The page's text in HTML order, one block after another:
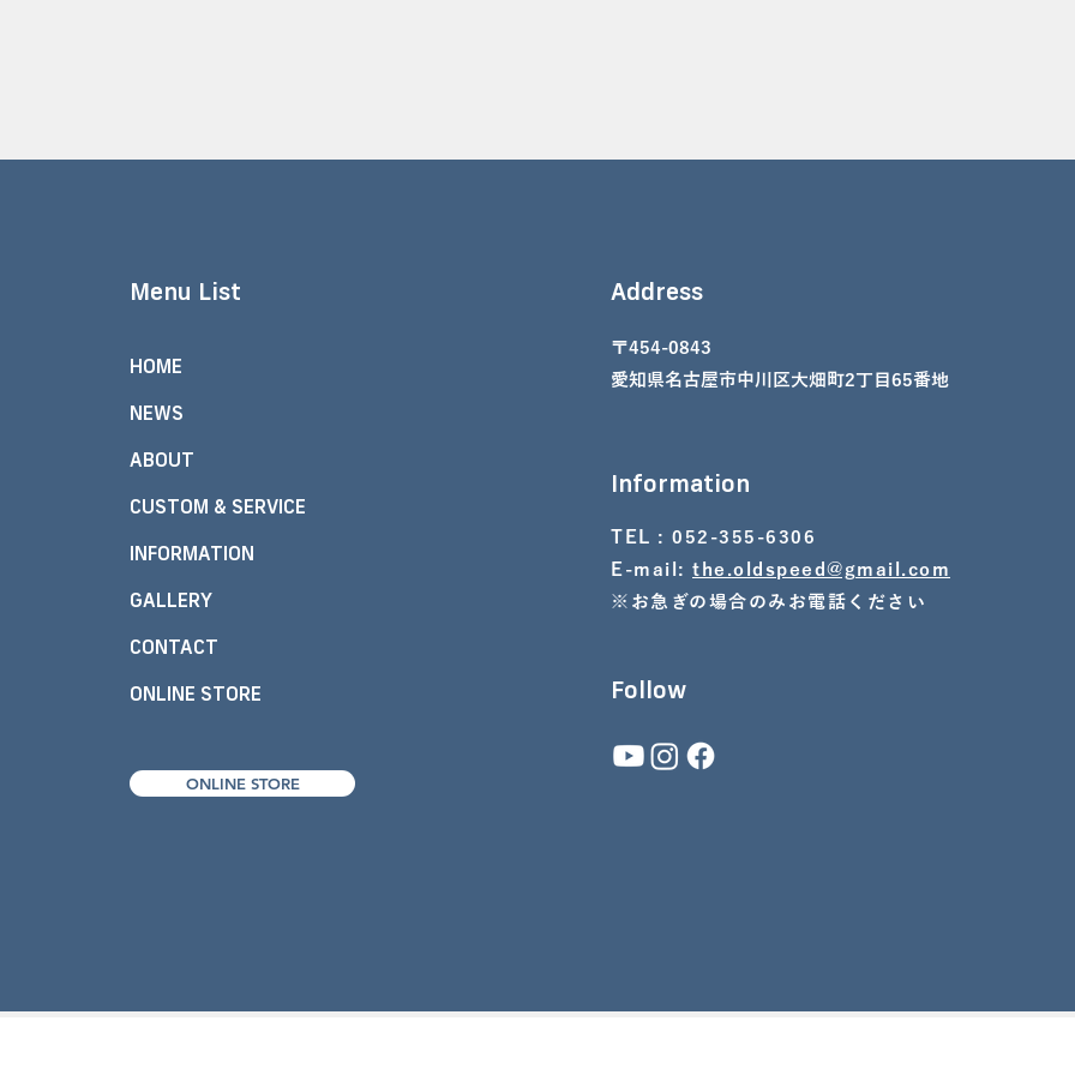
Menu List
HOME
NEWS
ABOUT
CUSTOM & SERVICE
INFORMATION
GALLERY
CONTACT
ONLINE STORE
ONLINE STORE
Address
〒454-0843
愛知県名古屋市中川区大畑町2丁目65番地
Information
TEL : 052-355-6306
E-mail: the.oldspeed@gmail.com
※お急ぎの場合のみお電話ください
Follow